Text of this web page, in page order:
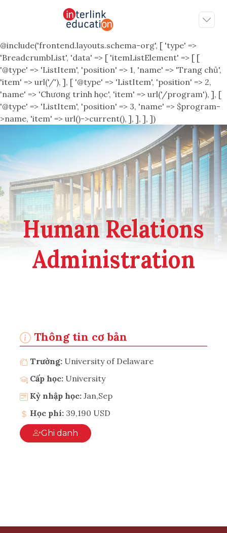
@include('frontend.layouts.schema-org', [ 'type' =>
'BreadcrumbList', 'data' => [ 'itemListElement' => [ [
'@type' => 'ListItem', 'position' => 1, 'name' => 'Trang chủ',
'item' => url('/'), ], [ '@type' => 'ListItem', 'position' => 2,
'name' => 'Chương trình học', 'item' => url('/program'), ], [
'@type' => 'ListItem', 'position' => 3, 'name' => $program-
>name, 'item' => url()->current(), ], ], ], ])
Human Relations
Administration
Thông tin cơ bản
Trường: University of Delaware
Cấp học: University
Kỳ nhập học: Jan,Sep
Học phí: 39,190 USD
Ghi danh